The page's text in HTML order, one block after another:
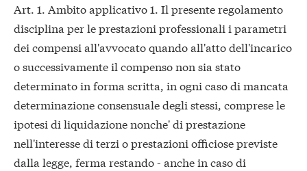
Art. 1. Ambito applicativo 1. Il presente regolamento
disciplina per le prestazioni professionali i parametri
dei compensi all'avvocato quando all'atto dell'incarico
o successivamente il compenso non sia stato
determinato in forma scritta, in ogni caso di mancata
determinazione consensuale degli stessi, comprese le
ipotesi di liquidazione nonche' di prestazione
nell'interesse di terzi o prestazioni officiose previste
dalla legge, ferma restando - anche in caso di